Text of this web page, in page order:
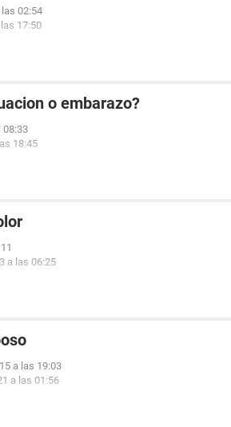
02:54
17:50
o embarazo?
08:33
18:45
a las 06:25
a las 19:03
a las 01:56